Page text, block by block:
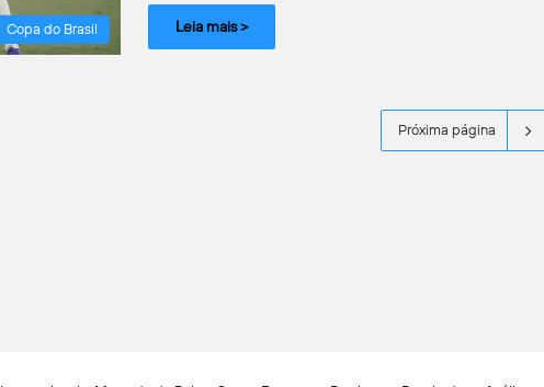
Copa do Brasil Leia mais >
Próxima página